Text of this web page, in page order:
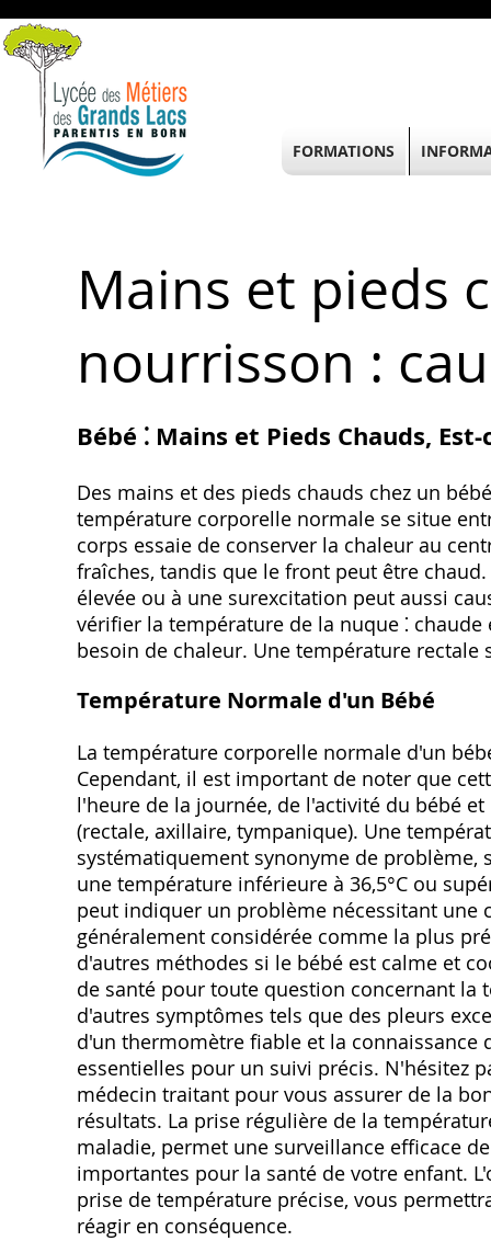
Mains et pieds
nourrisson :
Bébé ⁚ Mains et Pieds Chauds,
Des mains et des pieds chauds chez un
température corporelle normale se situe
corps essaie de conserver la chaleur au
fraîches, tandis que le front peut être
élevée ou à une surexcitation peut aussi
vérifier la température de la nuque ⁚
besoin de chaleur. Une température rectale
Température Normale d'un Bébé
La température corporelle normale d'un
Cependant, il est important de noter que
l'heure de la journée, de l'activité du bébé
(rectale, axillaire, tympanique). Une
systématiquement synonyme de problème,
une température inférieure à 36,5°C ou
peut indiquer un problème nécessitant une
généralement considérée comme la plus
d'autres méthodes si le bébé est calme et
de santé pour toute question concernant la
d'autres symptômes tels que des pleurs
d'un thermomètre fiable et la
essentielles pour un suivi précis. N'hésitez
médecin traitant pour vous assurer de la
résultats. La prise régulière de la
maladie, permet une surveillance efficace
importantes pour la santé de votre enfant.
prise de température précise, vous
réagir en conséquence.
FORMATIONS